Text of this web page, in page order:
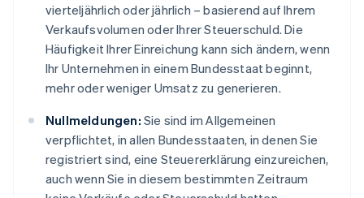
vierteljährlich oder jährlich – basierend auf Ihrem
Verkaufsvolumen oder Ihrer Steuerschuld. Die
Häufigkeit Ihrer Einreichung kann sich ändern, wenn
Ihr Unternehmen in einem Bundesstaat beginnt,
mehr oder weniger Umsatz zu generieren.
Nullmeldungen: Sie sind im Allgemeinen
verpflichtet, in allen Bundesstaaten, in denen Sie
registriert sind, eine Steuererklärung einzureichen,
auch wenn Sie in diesem bestimmten Zeitraum